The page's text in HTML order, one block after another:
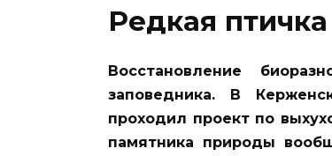
Редкая
Восстановление
заповедника. В
проходил проект по
памятника природы